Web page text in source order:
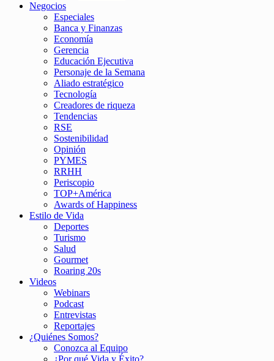
Negocios
Especiales
Banca y Finanzas
Economía
Gerencia
Educación Ejecutiva
Personaje de la Semana
Aliado estratégico
Tecnología
Creadores de riqueza
Tendencias
RSE
Sostenibilidad
Opinión
PYMES
RRHH
Periscopio
TOP+América
Awards of Happiness
Estilo de Vida
Deportes
Turismo
Salud
Gourmet
Roaring 20s
Videos
Webinars
Podcast
Entrevistas
Reportajes
¿Quiénes Somos?
Conozca al Equipo
¿Por qué Vida y Éxito?